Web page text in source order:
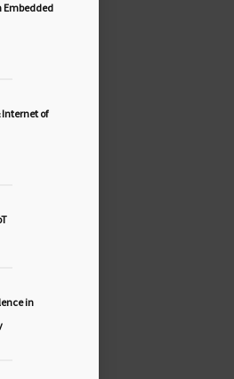
Embedded
Internet of
in